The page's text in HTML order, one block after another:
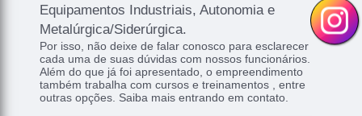
Equipamentos Industriais, Autonomia e
Metalúrgica/Siderúrgica.
Por isso, não deixe de falar conosco para esclarecer
cada uma de suas dúvidas com nossos funcionários.
Além do que já foi apresentado, o empreendimento
também trabalha com cursos e treinamentos , entre
outras opções. Saiba mais entrando em contato.